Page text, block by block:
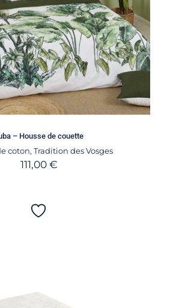
– Housse de couette
coton, Tradition des Vosges
111,00 €